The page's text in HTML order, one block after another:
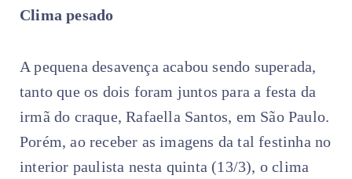
Clima pesado
A pequena desavença acabou sendo superada,
tanto que os dois foram juntos para a festa da
irmã do craque, Rafaella Santos, em São Paulo.
Porém, ao receber as imagens da tal festinha no
interior paulista nesta quinta (13/3), o clima